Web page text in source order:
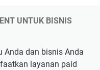
UNTUK BISNIS
Anda dan bisnis Anda
layanan paid